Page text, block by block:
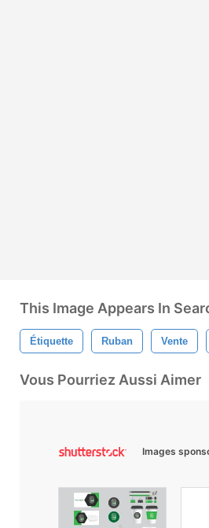
This Image Appears In
Étiquette Ruban Vente
Vous Pourriez Aussi Aimer
Images